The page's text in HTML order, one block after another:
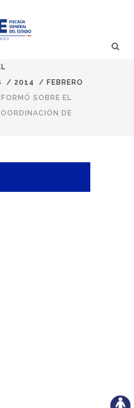
/ 2014 / FEBRERO
SOBRE EL
DE